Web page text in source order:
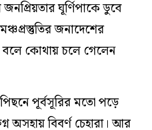
ঘূর্ণিপাকে ডুবে
মঞ্চপ্রস্তুতির জনাদেশের
কোথায় চলে গেলেন
পূর্বসূরির মতো পড়ে
অসহায় বিবর্ণ চেহারা। আর